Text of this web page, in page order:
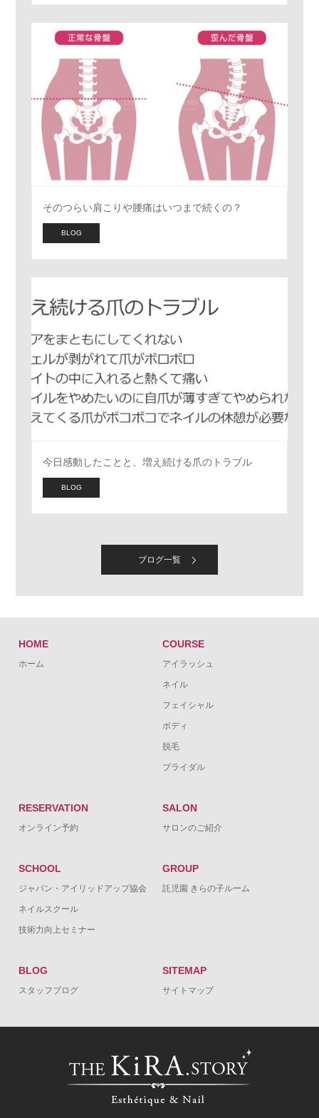
ブログ一覧
そのつらい肩こりや腰痛はいつまで続くの？
BLOG
今日感動したことと、増え続ける爪のトラブル
BLOG
HOME
ホーム
COURSE
アイラッシュ
ネイル
フェイシャル
ボディ
脱毛
ブライダル
RESERVATION
オンライン予約
SALON
サロンのご紹介
SCHOOL
ジャパン・アイリッドアップ協会
ネイルスクール
技術力向上セミナー
GROUP
託児園 きらの子ルーム
BLOG
スタッフブログ
SITEMAP
サイトマップ